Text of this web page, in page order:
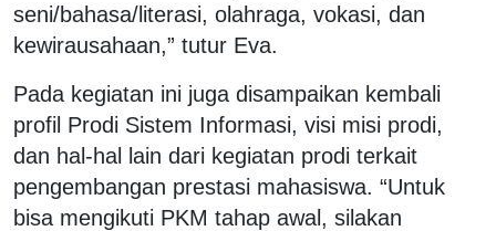
seni/bahasa/literasi, olahraga, vokasi, dan
kewirausahaan,” tutur Eva.
Pada kegiatan ini juga disampaikan kembali
profil Prodi Sistem Informasi, visi misi prodi,
dan hal-hal lain dari kegiatan prodi terkait
pengembangan prestasi mahasiswa. “Untuk
bisa mengikuti PKM tahap awal, silakan